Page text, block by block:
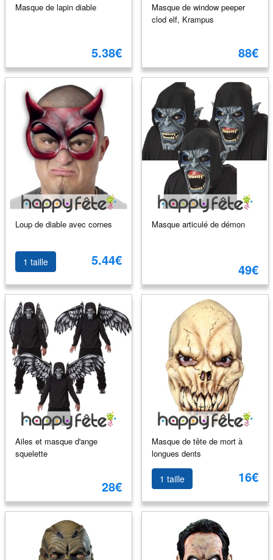
Masque de lapin diable
5.38€
Masque de window peeper
clod elf, Krampus
88€
Loup de diable avec cornes
1 taille 5.44€
Masque articulé de démon
49€
Ailes et masque d'ange
squelette
28€
Masque de tête de mort à
longues dents
1 taille 16€